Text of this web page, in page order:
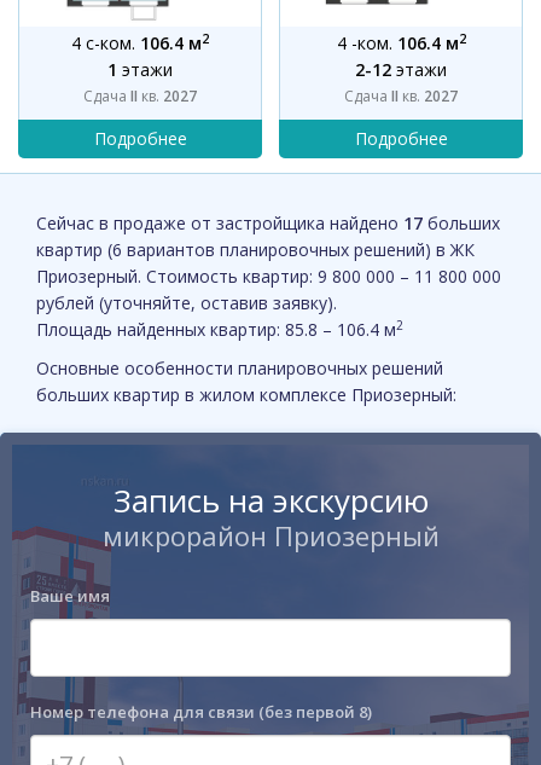
Сейчас в продаже от застройщика найдено 17 больших
квартир (6 вариантов планировочных решений) в ЖК
Приозерный. Стоимость квартир: 9 800 000 – 11 800 000
рублей (уточняйте, оставив заявку).
Площадь найденных квартир: 85.8 – 106.4 м2
Основные особенности планировочных решений
больших квартир в жилом комплексе Приозерный:
4 с-ком. 106.4 м2
1 этажи
Сдача II кв. 2027
4 -ком. 106.4 м2
2-12 этажи
Сдача II кв. 2027
Запись на экскурсию
микрорайон Приозерный
Ваше имя
Номер телефона для связи (без первой 8)